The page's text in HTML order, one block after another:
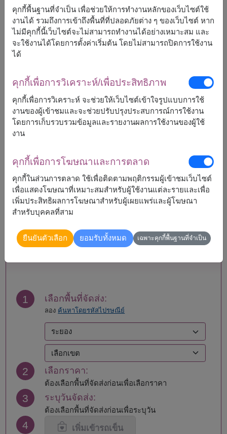
ราคาตามพื้นที่จัดส่ง
เริ่มต้นที่ ฿2,090
หมายเหตุ:
ตระกร้า/แพ็กเกจ อาจจะแตกต่างจากรูปบ้าง
ถ้าสินค้าบางชนิดไม่สามารถหามาได้ในฤดูกาลนั้นๆ
จัดส่งได้
ทั่วประเทศ
1 เลือกพื้นที่จัดส่ง:
ลอง ค้นหาโดยรหัสไปรษณีย์
2 เลือกราคา:
ต้องเลือกพื้นที่จัดส่งก่อนเพื่อเลือกราคา
3 ระบุวันจัดส่ง:
ต้องเลือกพื้นที่จัดส่งก่อนเพื่อระบุวัน
4 เพิ่มเข้ารถเข็น
คุกกี้พื้นฐานที่จำเป็น เพื่อช่วยให้การทำงานหลักของเว็บไซต์ใช้
งานได้ รวมถึงการเข้าถึงพื้นที่ที่ปลอดภัยต่าง ๆ ของเว็บไซต์ หาก
ไม่มีคุกกี้นี้เว็บไซต์จะไม่สามารถทำงานได้อย่างเหมาะสม และ
จะใช้งานได้โดยการตั้งค่าเริ่มต้น โดยไม่สามารถปิดการใช้งาน
ได้
คุกกี้เพื่อการวิเคราะห์/เพื่อประสิทธิภาพ
คุกกี้เพื่อการวิเคราะห์ จะช่วยให้เว็บไซต์เข้าใจรูปแบบการใช้
งานของผู้เข้าชมและจะช่วยปรับปรุงประสบการณ์การใช้งาน
โดยการเก็บรวบรวมข้อมูลและรายงานผลการใช้งานของผู้ใช้
งาน
คุกกี้เพื่อการโฆษณาและการตลาด
คุกกี้ในส่วนการตลาด ใช้เพื่อติดตามพฤติกรรมผู้เข้าชมเว็บไซต์
เพื่อแสดงโฆษณาที่เหมาะสมสำหรับผู้ใช้งานแต่ละรายและเพื่อ
เพิ่มประสิทธิผลการโฆษณาสำหรับผู้เผยแพร่และผู้โฆษณา
สำหรับบุคคลที่สาม
ยืนยันตัวเลือก ยอมรับทั้งหมด เฉพาะคุกกี้พื้นฐานที่จำเป็น